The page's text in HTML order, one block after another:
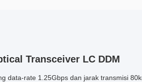
Transceiver LC DDM
data-rate 1.25Gbps dan jarak transmisi